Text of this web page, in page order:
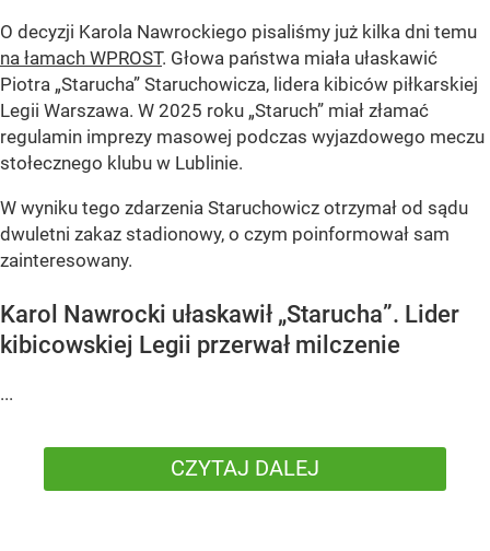
O decyzji Karola Nawrockiego pisaliśmy już kilka dni temu
na łamach WPROST. Głowa państwa miała ułaskawić
Piotra „Starucha” Staruchowicza, lidera kibiców piłkarskiej
Legii Warszawa. W 2025 roku „Staruch” miał złamać
regulamin imprezy masowej podczas wyjazdowego meczu
stołecznego klubu w Lublinie.
W wyniku tego zdarzenia Staruchowicz otrzymał od sądu
dwuletni zakaz stadionowy, o czym poinformował sam
zainteresowany.
Karol Nawrocki ułaskawił „Starucha”. Lider
kibicowskiej Legii przerwał milczenie
...
CZYTAJ DALEJ